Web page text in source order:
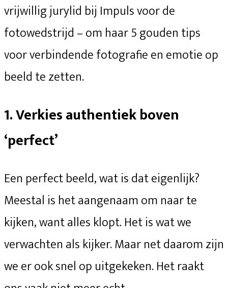
vrijwillig jurylid bij Impuls voor de
fotowedstrijd – om haar 5 gouden tips
voor verbindende fotografie en emotie op
beeld te zetten.
1. Verkies authentiek boven
‘perfect’
Een perfect beeld, wat is dat eigenlijk?
Meestal is het aangenaam om naar te
kijken, want alles klopt. Het is wat we
verwachten als kijker. Maar net daarom zijn
we er ook snel op uitgekeken. Het raakt